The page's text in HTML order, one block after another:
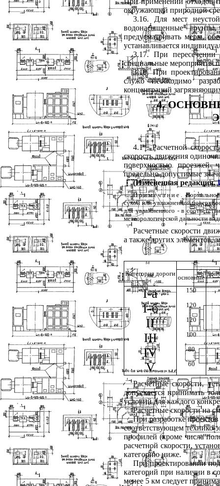
окружающей природной
3.16. Для мест
водонасыщенные
предусматривать меры,
устанавливается
3.17. При пересечении
специальные мероприятия
3.18. При
служб необходимо
концентраций
4.
4.1*. Расчетной
скорость движения
поверхностью проезжей
предельно допустимые
(Измененная редакция.
Примечание .
сухой или увлажненной
для увлажненного - в
метеорологической дальности
Расчетные скорости
а также других элементов,
Категория дороги
основные
I-a 150
I-б 120
II 120
III 100
IV 80
V 60
Расчетные скорости,
допускается принимать
условий для каждого
Расчетные скорости на
При разработке
соответствующем технико-
профилей (кроме числа
расчетной скорости,
категорию ниже.
При проектировании
категорий при наличии в
менее 5 км следует